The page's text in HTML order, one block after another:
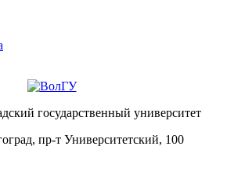
государственный университет
пр-т Университетский, 100